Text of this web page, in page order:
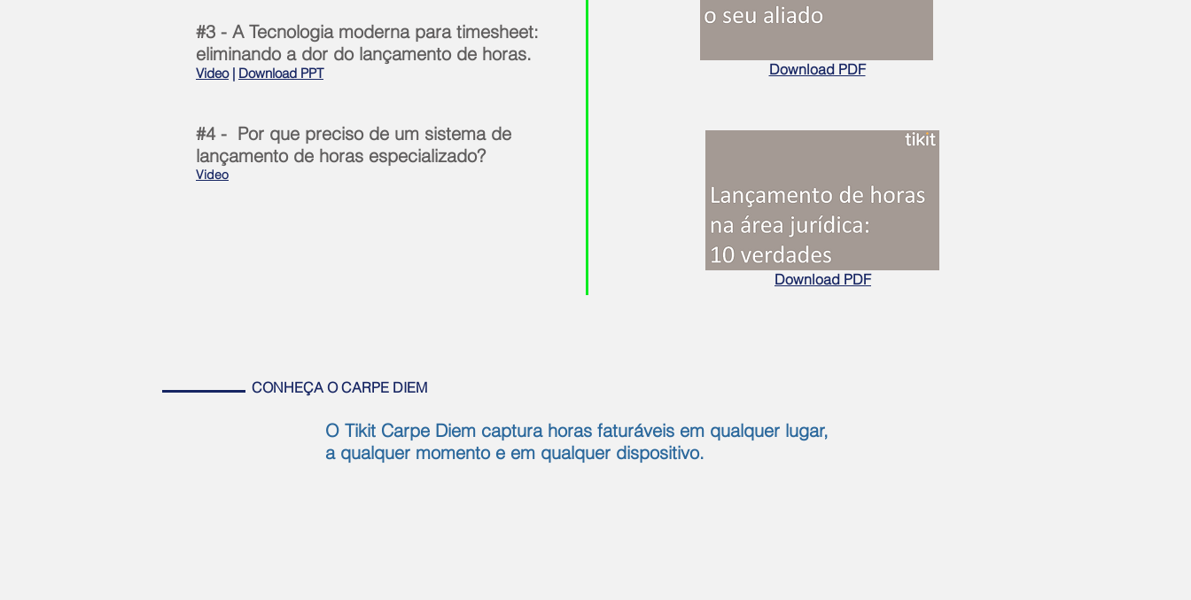
#3 - A Tecnologia moderna para timesheet:
eliminando a dor do lançamento de horas.
Video| Download PPT
#4 - Por que preciso de um sistema de
lançamento de horas especializado?
Video
Download PDF
Download PDF
CONHEÇA O CARPE DIEM
O Tikit Carpe Diem captura horas faturáveis em qualquer lugar,
a qualquer momento e em qualquer dispositivo.